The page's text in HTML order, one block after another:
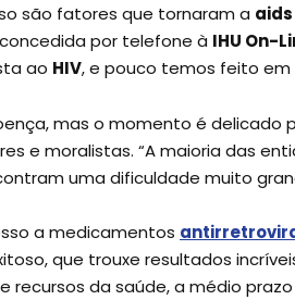
são fatores que tornaram a aids
por telefone à IHU On-
ao HIV, e pouco temos feito
mas o momento é delicado
e moralistas. “A maioria das
uma dificuldade muito
a medicamentos
que trouxe resultados
recursos da saúde, a médio